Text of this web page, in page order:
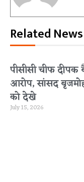
Related News
पीसीसी चीफ दीपक
आरोप, सांसद
को देखे
July 15, 2026